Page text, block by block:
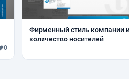
0
Фирменный стиль компании и
количество носителей